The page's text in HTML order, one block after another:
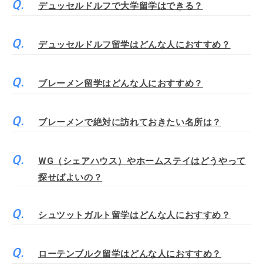
デュッセルドルフで大学留学はできる？
デュッセルドルフ留学はどんな人におすすめ？
ブレーメン留学はどんな人におすすめ？
ブレーメンで絶対に訪れておきたい名所は？
WG（シェアハウス）やホームステイはどうやって
探せばよいの？
シュツットガルト留学はどんな人におすすめ？
ローテンブルク留学はどんな人におすすめ？